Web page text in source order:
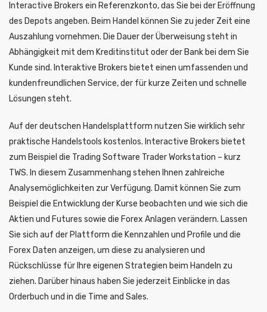
Interactive Brokers ein Referenzkonto, das Sie bei der Eröffnung
des Depots angeben. Beim Handel können Sie zu jeder Zeit eine
Auszahlung vornehmen. Die Dauer der Überweisung steht in
Abhängigkeit mit dem Kreditinstitut oder der Bank bei dem Sie
Kunde sind. Interaktive Brokers bietet einen umfassenden und
kundenfreundlichen Service, der für kurze Zeiten und schnelle
Lösungen steht.
Auf der deutschen Handelsplattform nutzen Sie wirklich sehr
praktische Handelstools kostenlos. Interactive Brokers bietet
zum Beispiel die Trading Software Trader Workstation – kurz
TWS. In diesem Zusammenhang stehen Ihnen zahlreiche
Analysemöglichkeiten zur Verfügung. Damit können Sie zum
Beispiel die Entwicklung der Kurse beobachten und wie sich die
Aktien und Futures sowie die Forex Anlagen verändern. Lassen
Sie sich auf der Plattform die Kennzahlen und Profile und die
Forex Daten anzeigen, um diese zu analysieren und
Rückschlüsse für Ihre eigenen Strategien beim Handeln zu
ziehen. Darüber hinaus haben Sie jederzeit Einblicke in das
Orderbuch und in die Time and Sales.